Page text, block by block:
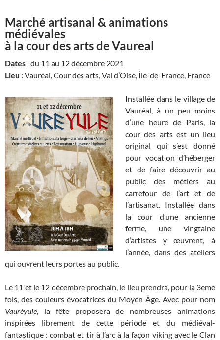
Marché artisanal & animations
médiévales
à la cour des arts de Vaureal
Dates : du 11 au 12 décembre 2021
Lieu : Vauréal, Cour des arts, Val d’Oise, Île-de-France, France
Installée dans le village de
Vauréal, à un peu moins
d’une heure de Paris, la
cour des arts est un lieu
original qui s’est donné
pour vocation d’héberger
et de faire découvrir au
public des métiers au
carrefour de l’art et de
l’artisanat. Installée dans
la cour d’une ancienne
ferme, une vingtaine
d’artistes y œuvrent, à
l’année, dans des ateliers
qui ouvrent leurs portes au public.
Le 11 et le 12 décembre prochain, le lieu prendra, pour la 3eme
fois, des couleurs évocatrices du Moyen Âge. Avec pour nom
Vauréyule, la fête proposera de nombreuses animations
inspirées librement de cette période et du médiéval-
fantastique : combat et tir à l’arc à la façon viking avec le Clan